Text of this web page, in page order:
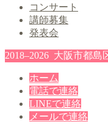
コンサート
講師募集
発表会
2018–2026 大阪市都島
ホーム
電話で連絡
LINEで連絡
メールで連絡